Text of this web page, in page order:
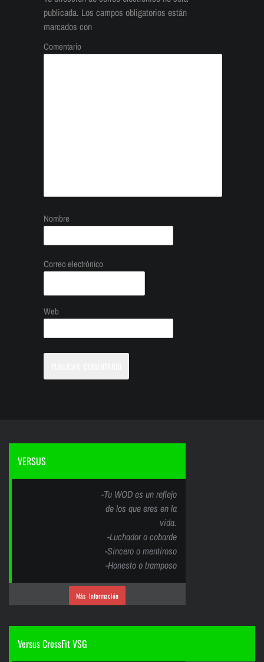
publicada. Los campos obligatorios están
marcados con
Comentario
Nombre
Correo electrónico
Web
VERSUS
-Tu WOD es un reflejo
de los que eres en la
vida.
-Luchador o cobarde
-Sincero o mentiroso
-Honesto o tramposo
Más Información
Versus CrossFit VSG